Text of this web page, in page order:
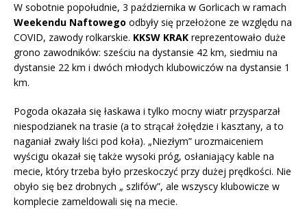
W sobotnie popołudnie, 3 października w Gorlicach w ramach
Weekendu Naftowego odbyły się przełożone ze względu na
COVID, zawody rolkarskie. KKSW KRAK reprezentowało duże
grono zawodników: sześciu na dystansie 42 km, siedmiu na
dystansie 22 km i dwóch młodych klubowiczów na dystansie 1
km.
Pogoda okazała się łaskawa i tylko mocny wiatr przysparzał
niespodzianek na trasie (a to strącał żołędzie i kasztany, a to
naganiał zwały liści pod koła). „Niezłym” urozmaiceniem
wyścigu okazał się także wysoki próg, osłaniający kable na
mecie, który trzeba było przeskoczyć przy dużej prędkości. Nie
obyło się bez drobnych „ szlifów”, ale wszyscy klubowicze w
komplecie zameldowali się na mecie.